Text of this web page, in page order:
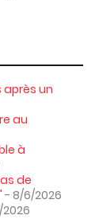
après un
au
à
de
- 8/6/2026